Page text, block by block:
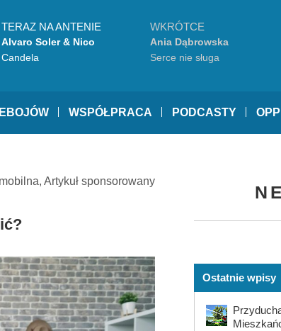
TERAZ NA ANTENIE
Alvaro Soler & Nico
Santos
Candela
WKRÓTCE
Ania Dąbrowska
Serce nie sługa
WSPÓŁPRACA PODCASTY OPP
, Artykuł sponsorowany
Ostatnie wpisy